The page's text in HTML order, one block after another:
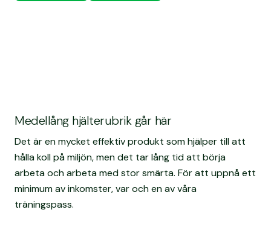
Medellång hjälterubrik går här
Det är en mycket effektiv produkt som hjälper till att
hålla koll på miljön, men det tar lång tid att börja
arbeta och arbeta med stor smärta. För att uppnå ett
minimum av inkomster, var och en av våra
träningspass.